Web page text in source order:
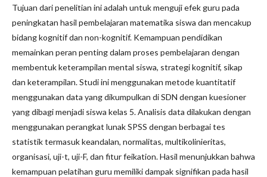
Tujuan dari penelitian ini adalah untuk menguji efek guru pada
peningkatan hasil pembelajaran matematika siswa dan mencakup
bidang kognitif dan non-kognitif. Kemampuan pendidikan
memainkan peran penting dalam proses pembelajaran dengan
membentuk keterampilan mental siswa, strategi kognitif, sikap
dan keterampilan. Studi ini menggunakan metode kuantitatif
menggunakan data yang dikumpulkan di SDN dengan kuesioner
yang dibagi menjadi siswa kelas 5. Analisis data dilakukan dengan
menggunakan perangkat lunak SPSS dengan berbagai tes
statistik termasuk keandalan, normalitas, multikolinieritas,
organisasi, uji-t, uji-F, dan fitur feikation. Hasil menunjukkan bahwa
kemampuan pelatihan guru memiliki dampak signifikan pada hasil